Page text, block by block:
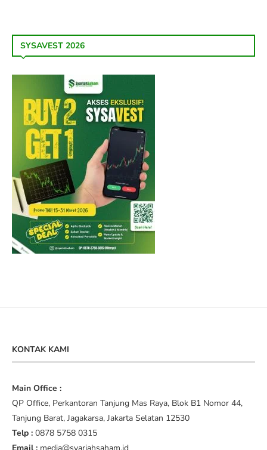
SYSAVEST 2026
KONTAK KAMI
Main Office :
QP Office, Perkantoran Tanjung Mas Raya, Blok B1 Nomor 44,
Tanjung Barat, Jagakarsa, Jakarta Selatan 12530
Telp : 0878 5758 0315